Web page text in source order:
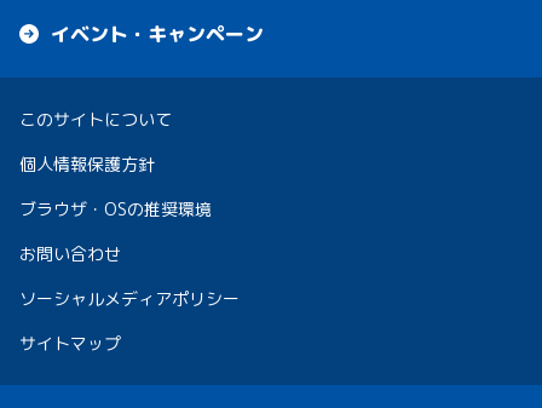
イベント・キャンペーン
このサイトについて
個人情報保護方針
ブラウザ・OSの推奨環境
お問い合わせ
ソーシャルメディアポリシー
サイトマップ